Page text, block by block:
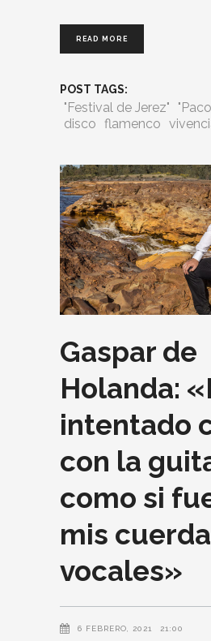
READ MORE
POST TAGS:
"Festival de Jerez"
disco flamenco
Gaspar de
Holanda:
intentado
con la
como si
mis
vocales»
6 FEBRERO, 2021 21:00